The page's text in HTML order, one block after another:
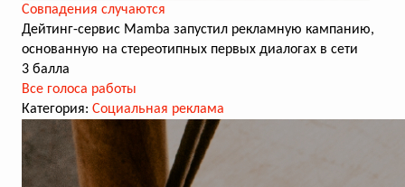
Совпадения случаются
Дейтинг-сервис Mamba запустил рекламную кампанию,
основанную на стереотипных первых диалогах в сети
3 балла
Все голоса работы
Категория: Социальная реклама